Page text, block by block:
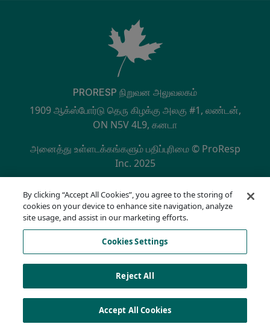
PRORESP நிறுவன அலுவலகம்
1909 ஆக்ஸ்போர்டு தெரு கிழக்கு அலகு #1, லண்டன்,
ON N5V 4L9, கனடா
அனைத்து உள்ளடக்கங்களும் பதிப்புரிமை © ProResp
Inc. 2025
SECONDARY MENU
தனியுரிமைக் கொள்கை
இணக்க ஹாட்லைன்
பயன்பாட்டு விதிமுறைகள்
ஏஓடிஏ
Cookies Settings
By clicking “Accept All Cookies”, you agree to the storing of
cookies on your device to enhance site navigation, analyze
site usage, and assist in our marketing efforts.
Cookies Settings
Reject All
Accept All Cookies